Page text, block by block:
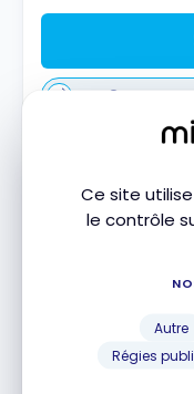
Ce site
le contrôle
Autre
Régies
Comparer
garantie de
Aucune offre